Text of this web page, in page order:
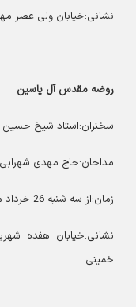
نشانی:خیابان ولی عصر
روضه مقدس آل یاسین
سخنران:استاد شیخ حسین
مداحان:حاج مهدی شهرابی
زمان:از سه شنبه 26 خرداد ماه 1405 از ساعت 16 به مدت 10 روز
نشانی:خیابان هفده
خمینی